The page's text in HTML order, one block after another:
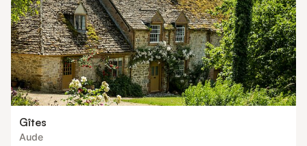
Gîtes
Aude